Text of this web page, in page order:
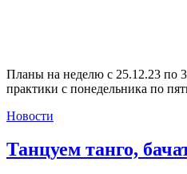
Планы на неделю с 25.12.23 по
практики с понедельника по
Новости
Танцуем танго,